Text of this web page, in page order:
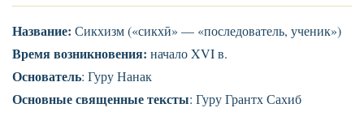
Название: Сикхизм («сикхӣ» — «последователь, ученик»)
Время возникновения: начало XVI в.
Основатель: Гуру Нанак
Основные священные тексты: Гуру Грантх Сахиб